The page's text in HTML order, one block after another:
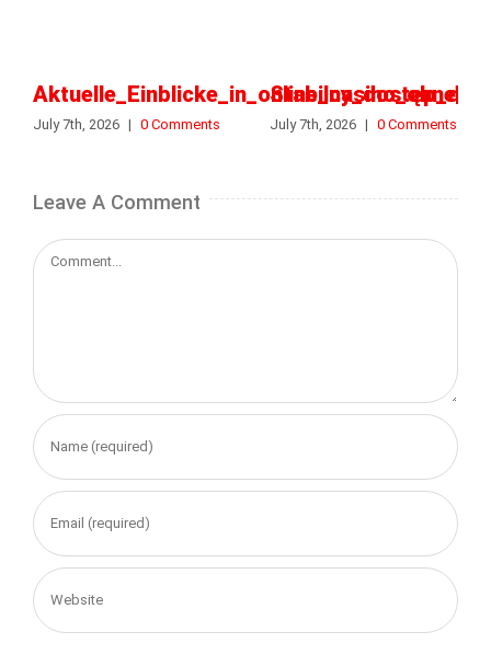
July 7th, 2026 | 0 Comments July 7th, 2026 | 0 Comments
Leave A Comment
Comment